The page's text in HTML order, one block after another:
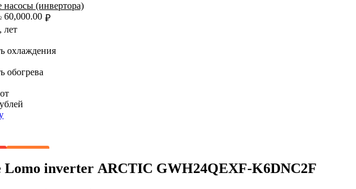
насосы (инвертора)
₽
60,000.00
лет
охлаждения
обогрева
Lomo inverter ARCTIC GWH24QEXF-K6DNC2F